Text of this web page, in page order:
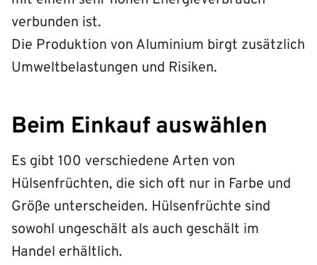
verbunden ist.
Die Produktion von Aluminium birgt zusätzlich
Umweltbelastungen und Risiken.
Beim Einkauf auswählen
Es gibt 100 verschiedene Arten von
Hülsenfrüchten, die sich oft nur in Farbe und
Größe unterscheiden. Hülsenfrüchte sind
sowohl ungeschält als auch geschält im
Handel erhältlich.